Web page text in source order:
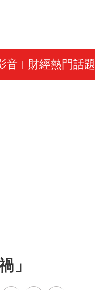
音 財經熱門話題
」